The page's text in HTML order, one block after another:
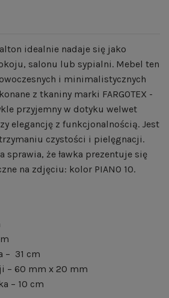
idealnie nadaje się jako
salonu lub sypialni. Mebel ten
i minimalistycznych
z tkaniny marki FARGOTEX -
przyjemny w dotyku welwet
elegancję z funkcjonalnością. Jest
czystości i pielęgnacji.
sprawia, że ławka prezentuje się
na zdjęciu: kolor PIANO 10.
– 31 cm
– 60 mm x 20 mm
– 10 cm